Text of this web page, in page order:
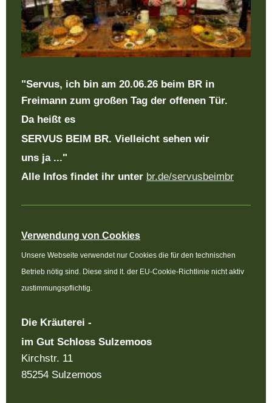
"Servus, ich bin am 20.06.26 beim BR in
Freimann zum großen Tag der offenen Tür.
Da heißt es
SERVUS BEIM BR. Vielleicht sehen wir
uns ja ..."
Alle Infos findet ihr unter br.de/servusbeimbr
Verwendung von Cookies
Unsere Webseite verwendet nur Cookies die für den technischen
Betrieb nötig sind. Diese sind lt. der EU-Cookie-Richtlinie nicht aktiv
zustimmungspflichtig.
Die Kräuterei -
im Gut Schloss Sulzemoos
Kirchstr. 11
85254 Sulzemoos